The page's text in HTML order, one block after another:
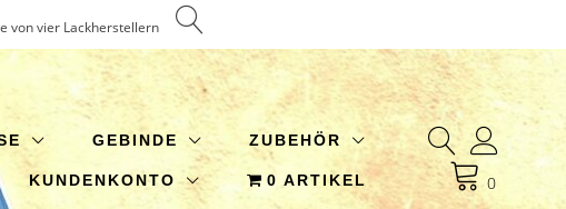
von vier Lackherstellern
GEBINDE ZUBEHÖR
KUNDENKONTO 0 ARTIKEL 0